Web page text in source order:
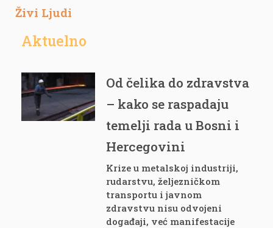
Živi Ljudi
Aktuelno
Od čelika do zdravstva
– kako se raspadaju
temelji rada u Bosni i
Hercegovini
Krize u metalskoj industriji,
rudarstvu, željezničkom
transportu i javnom
zdravstvu nisu odvojeni
događaji, već manifestacije